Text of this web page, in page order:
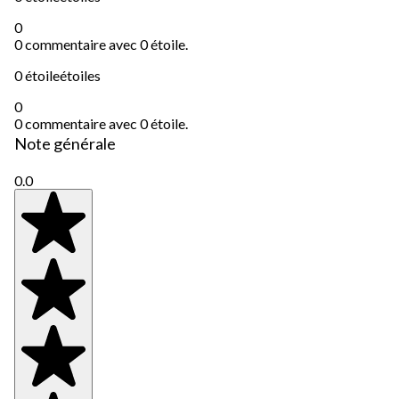
0
0 commentaire avec 0 étoile.
0 étoileétoiles
0
0 commentaire avec 0 étoile.
Note générale
0.0